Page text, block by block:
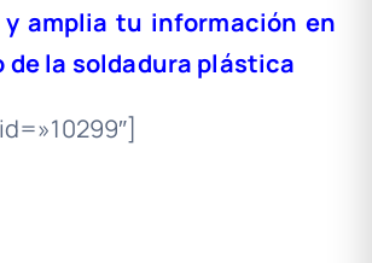
amplia tu información en
de la soldadura plástica